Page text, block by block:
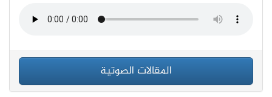
المقالات الصوتية